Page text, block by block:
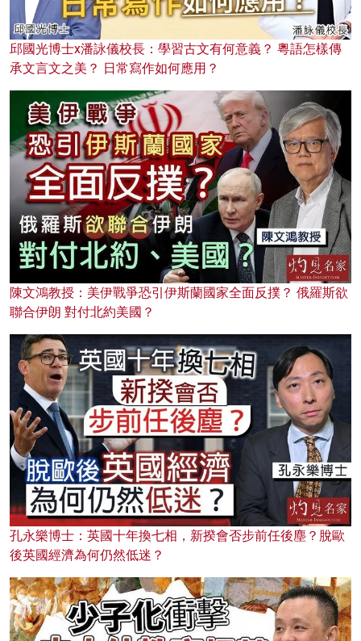
邱國光博士x潘詠儀校長：學習古文有何意義？ 粵語怎樣傳
承文言文之美？ 日常寫作如何應用？
陳文鴻教授：美伊戰爭恐引伊斯蘭國家全面反撲？ 俄羅斯欲
聯合伊朗 對付北約美國？
孔永樂博士：英國十年換七相，新揆會否步前任後塵？脫歐
後英國經濟為何仍然低迷？